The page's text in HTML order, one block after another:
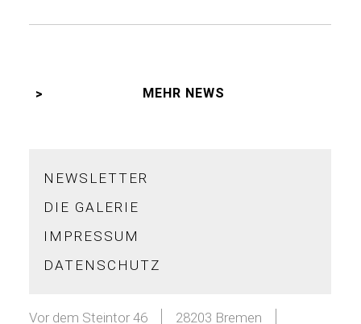
MEHR NEWS
NEWSLETTER
DIE GALERIE
IMPRESSUM
DATENSCHUTZ
Vor dem Steintor 46 28203 Bremen